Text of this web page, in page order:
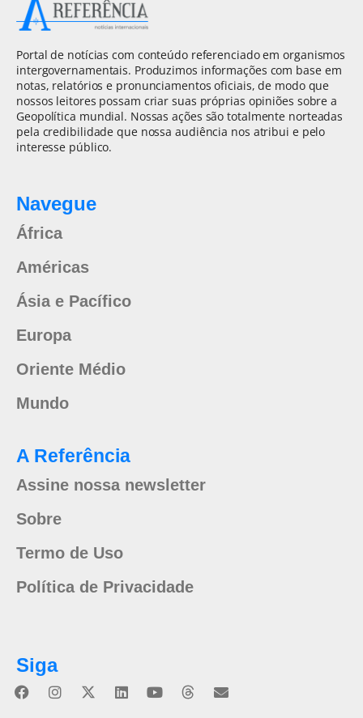
Portal de notícias com conteúdo referenciado em organismos
intergovernamentais. Produzimos informações com base em
notas, relatórios e pronunciamentos oficiais, de modo que
nossos leitores possam criar suas próprias opiniões sobre a
Geopolítica mundial. Nossas ações são totalmente norteadas
pela credibilidade que nossa audiência nos atribui e pelo
interesse público.
Navegue
África
Américas
Ásia e Pacífico
Europa
Oriente Médio
Mundo
A Referência
Assine nossa newsletter
Sobre
Termo de Uso
Política de Privacidade
Siga